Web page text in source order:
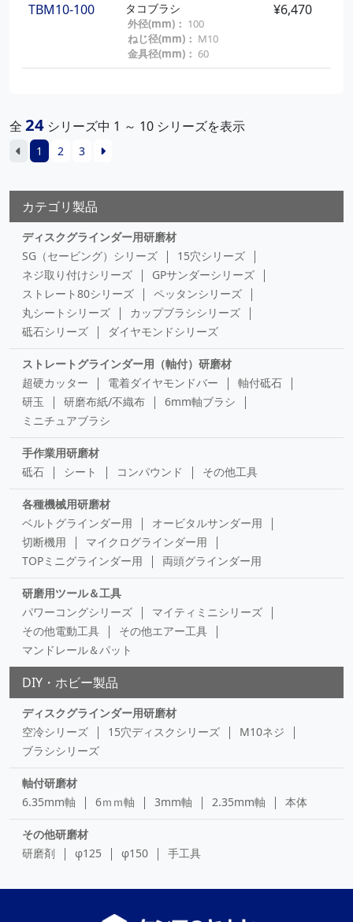
TBM10-100
タコブラシ
外径(mm)： 100
ねじ径(mm)： M10
金具径(mm)： 60
¥6,470
全 24 シリーズ中 1 ～ 10 シリーズを表示
1 2 3
カテゴリ製品
ディスクグラインダー用研磨材
SG（セービング）シリーズ
15穴シリーズ
ネジ取り付けシリーズ
GPサンダーシリーズ
ストレート80シリーズ
ペッタンシリーズ
丸シートシリーズ
カップブラシシリーズ
砥石シリーズ
ダイヤモンドシリーズ
ストレートグラインダー用（軸付）研磨材
超硬カッター
電着ダイヤモンドバー
軸付砥石
研玉
研磨布紙/不織布
6mm軸ブラシ
ミニチュアブラシ
手作業用研磨材
砥石
シート コンパウンド その他工具
各種機械用研磨材
ベルトグラインダー用
オービタルサンダー用
切断機用
マイクログラインダー用
TOPミニグラインダー用
両頭グラインダー用
研磨用ツール＆工具
パワーコングシリーズ
マイティミニシリーズ
その他電動工具
その他エアー工具
マンドレール＆パット
DIY・ホビー製品
ディスクグラインダー用研磨材
空冷シリーズ
15穴ディスクシリーズ
M10ネジ
ブラシシリーズ
軸付研磨材
6.35mm軸
6ｍｍ軸 3mm軸 2.35mm軸 本体
その他研磨材
研磨剤
φ125 φ150 手工具